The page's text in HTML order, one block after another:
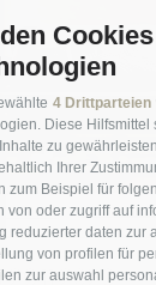
4 Drittparteien
Diese Hilfsmittel
zu
Ihrer
zum Beispiel für
von oder zugriff auf
reduzierter daten zur
von profilen für
zur auswahl